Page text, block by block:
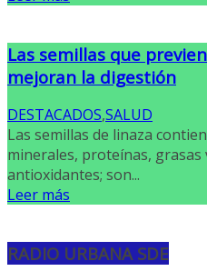
Las semillas que
mejoran la digestión
DESTACADOS,SALUD
Las semillas de linaza
minerales, proteínas, grasas
antioxidantes; son...
Leer más
RADIO URBANA SDE